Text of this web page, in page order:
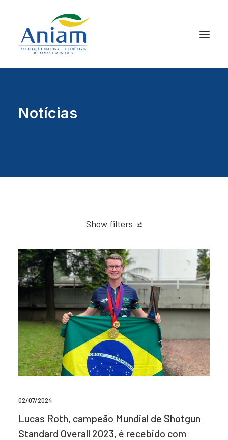
Notícias
Show filters
02/07/2024
Lucas Roth, campeão Mundial de Shotgun
Standard Overall 2023, é recebido com